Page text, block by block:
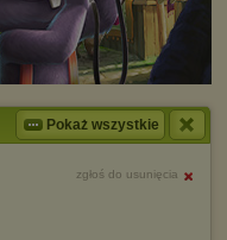
Pokaż wszystkie
zgłoś do usunięcia